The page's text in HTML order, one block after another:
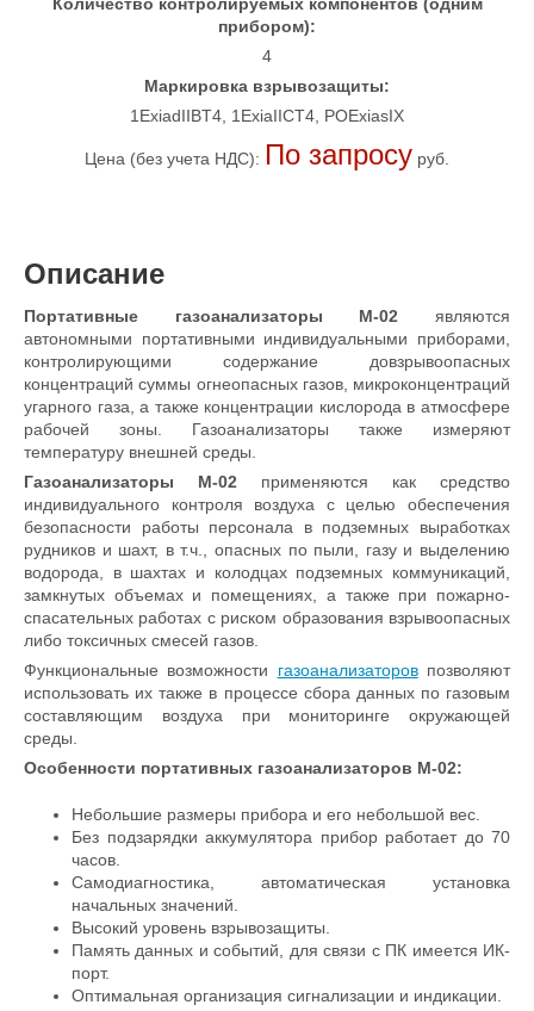
прибором):
4
Маркировка взрывозащиты:
1ExiadIIBT4, 1ExiaIICT4, POExiasIX
Цена (без учета НДС): По запросу руб.
Описание
Портативные газоанализаторы М-02 являются
автономными портативными индивидуальными приборами,
контролирующими содержание довзрывоопасных
концентраций суммы огнеопасных газов, микроконцентраций
угарного газа, а также концентрации кислорода в атмосфере
рабочей зоны. Газоанализаторы также измеряют
температуру внешней среды.
Газоанализаторы М-02 применяются как средство
индивидуального контроля воздуха с целью обеспечения
безопасности работы персонала в подземных выработках
рудников и шахт, в т.ч., опасных по пыли, газу и выделению
водорода, в шахтах и колодцах подземных коммуникаций,
замкнутых объемах и помещениях, а также при пожарно-
спасательных работах с риском образования взрывоопасных
либо токсичных смесей газов.
Функциональные возможности газоанализаторовпозволяют
использовать их также в процессе сбора данных по газовым
составляющим воздуха при мониторинге окружающей
среды.
Особенности портативных газоанализаторов М-02:
Небольшие размеры прибора и его небольшой вес.
Без подзарядки аккумулятора прибор работает до 70
часов.
Самодиагностика, автоматическая установка
начальных значений.
Высокий уровень взрывозащиты.
Память данных и событий, для связи с ПК имеется ИК-
порт.
Оптимальная организация сигнализации и индикации.